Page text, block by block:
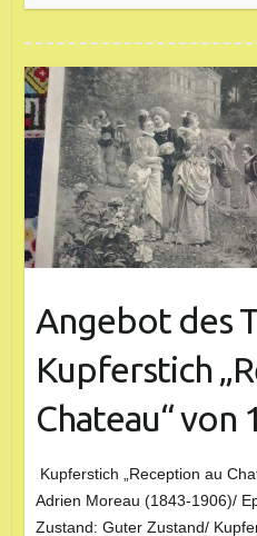
Angebot des
Kupferstich
Chateau“ von
Kupferstich „Reception au
Adrien Moreau (1843-1906)/
Zustand: Guter Zustand/